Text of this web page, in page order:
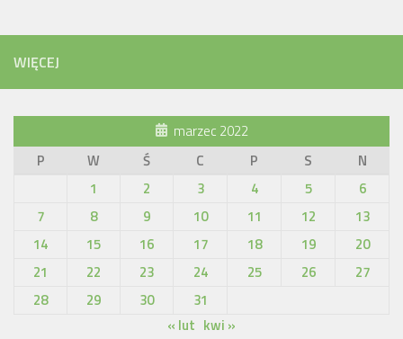
WIĘCEJ
marzec 2022
P
W Ś C P S
N
1
2 3 4 5
6
7
8 9 10 11 12
13
14
15 16 17 18 19
20
21
22 23 24 25 26
27
28
29 30
31
« lut kwi »